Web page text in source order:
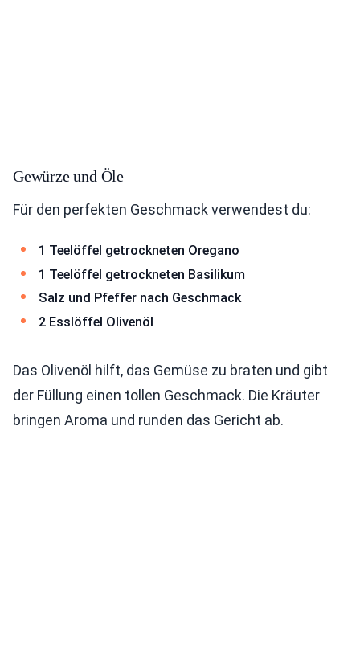
Gewürze und Öle
Für den perfekten Geschmack verwendest du:
1 Teelöffel getrockneten Oregano
1 Teelöffel getrockneten Basilikum
Salz und Pfeffer nach Geschmack
2 Esslöffel Olivenöl
Das Olivenöl hilft, das Gemüse zu braten und gibt
der Füllung einen tollen Geschmack. Die Kräuter
bringen Aroma und runden das Gericht ab.